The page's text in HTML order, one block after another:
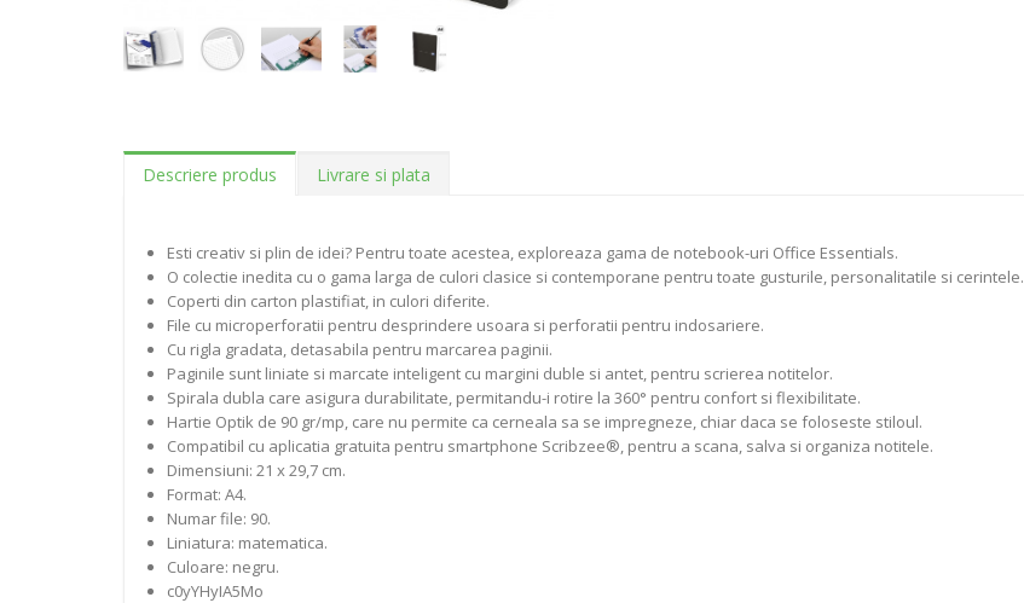
Descriere produs Livrare si plata
Esti creativ si plin de idei? Pentru toate acestea, exploreaza gama de notebook-uri Office Essentials.
O colectie inedita cu o gama larga de culori clasice si contemporane pentru toate gusturile, personalitatile si cerintele.
Coperti din carton plastifiat, in culori diferite.
File cu microperforatii pentru desprindere usoara si perforatii pentru indosariere.
Cu rigla gradata, detasabila pentru marcarea paginii.
Paginile sunt liniate si marcate inteligent cu margini duble si antet, pentru scrierea notitelor.
Spirala dubla care asigura durabilitate, permitandu-i rotire la 360° pentru confort si flexibilitate.
Hartie Optik de 90 gr/mp, care nu permite ca cerneala sa se impregneze, chiar daca se foloseste stiloul.
Compatibil cu aplicatia gratuita pentru smartphone Scribzee®, pentru a scana, salva si organiza notitele.
Dimensiuni: 21 x 29,7 cm.
Format: A4.
Numar file: 90.
Liniatura: matematica.
Culoare: negru.
c0yYHyIA5Mo